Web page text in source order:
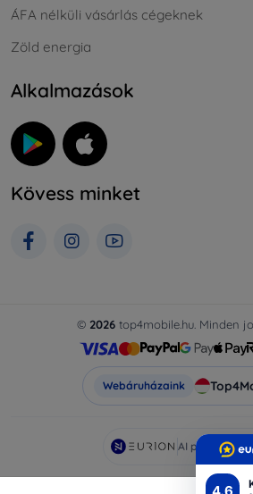
4.6
ÁFA nélküli vásárlás cégeknek
Zöld energia
Alkalmazások
Kövess minket
© 2026 top4mobile.hu. Minden
Webáruházaink
AI powered by